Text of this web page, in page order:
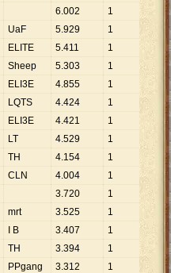
6.002 1 6
UaF 5.929 1
ELITE 5.411 1 5
411
Sheep 5.303 1
ELI3E 4.855 1
LQTS 4.424 1
ELI3E 4.421 1 4
LT 4.529 1
TH 4.154 1 4
CLN 4.004 1
3.720 1 3
mrt 3.525 1
I B 3.407 1 3
TH 3.394 1 3
PPgang 3.312 1